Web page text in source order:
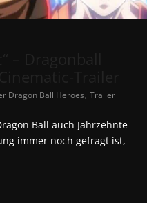
Dragon Ball Heroes, Trailer
Ball auch Jahrzehnte
immer noch gefragt ist,